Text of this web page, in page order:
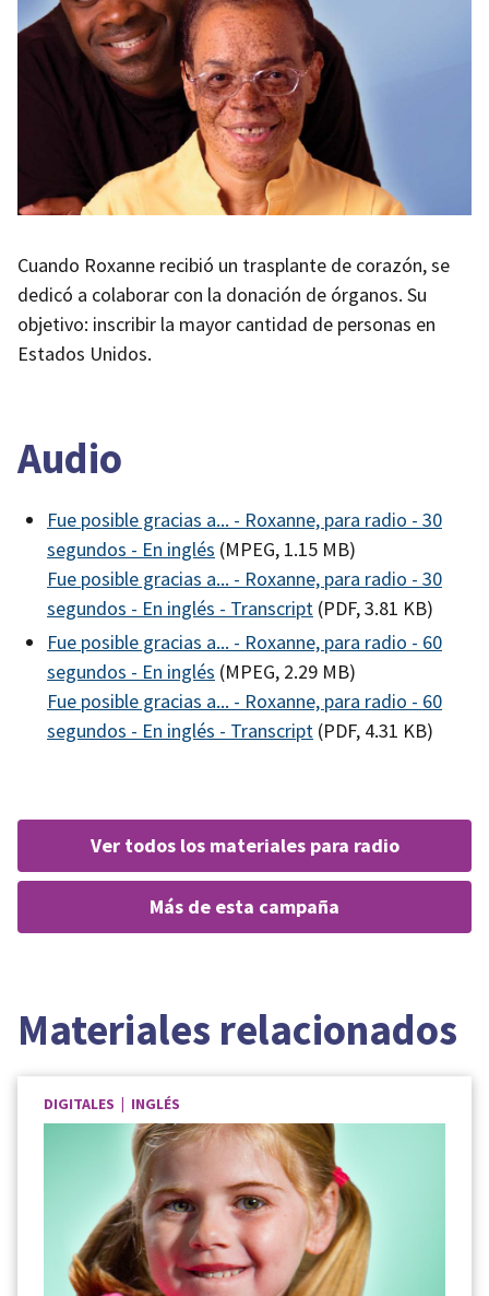
Cuando Roxanne recibió un trasplante de corazón, se
dedicó a colaborar con la donación de órganos. Su
objetivo: inscribir la mayor cantidad de personas en
Estados Unidos.
Audio
Fue posible gracias a... - Roxanne, para radio - 30
segundos - En inglés (MPEG, 1.15 MB)
Fue posible gracias a... - Roxanne, para radio - 30
segundos - En inglés - Transcript (PDF, 3.81 KB)
Fue posible gracias a... - Roxanne, para radio - 60
segundos - En inglés (MPEG, 2.29 MB)
Fue posible gracias a... - Roxanne, para radio - 60
segundos - En inglés - Transcript (PDF, 4.31 KB)
ver todos los materiales para radio
más de esta campaña
Materiales relacionados
DIGITALES | INGLÉS